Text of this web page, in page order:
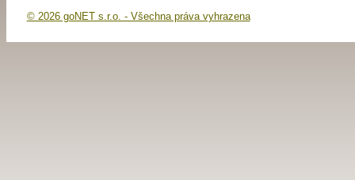
© 2026 goNET s.r.o. - Všechna práva vyhrazena